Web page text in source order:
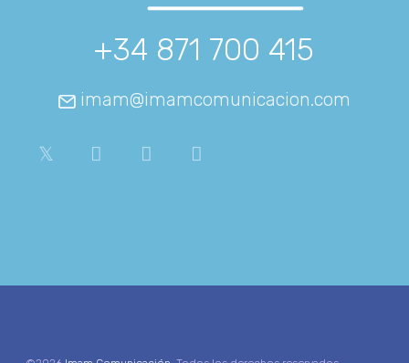
+34 871 700 415
imam@imamcomunicacion.com